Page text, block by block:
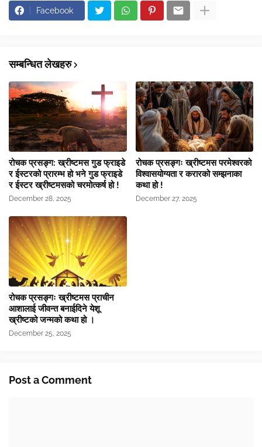
Facebook
सम्बन्धित लेखहरु
रोचक प्रसङ्ग: ख्रीष्टमस गुड फ्राइडे
र ईस्टरको प्रारम्भ हो भने गुड फ्राइडे
र ईस्टर ख्रीष्टमसको चरमोत्कर्ष हो !
December 28, 2025
रोचक प्रसङ्गः ख्रीष्टमस परमेश्वरको
विश्वासयोग्यता र करारको सम्झनाका
कथा हो !
December 27, 2025
रोचक प्रसङ्गः ख्रीष्टमस प्राचीन
आशालाई जीवन्त बनाईदिने येशू
ख्रीष्टको जन्मको कथा हो ।
December 25, 2025
Post a Comment